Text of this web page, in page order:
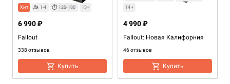
Хит 1-4 120-180 13+
Fallout
338 отзывов
6 990 ₽
Купить
14+
Fallout: Новая Калифорния
46 отзывов
4 990 ₽
Купить